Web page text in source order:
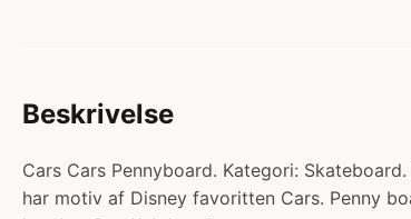
Beskrivelse
Cars Cars Pennyboard. Kategori:
har motiv af Disney favoritten Cars. Penny